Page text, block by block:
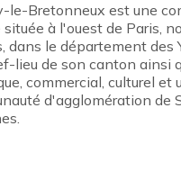
le-Bretonneux est une
à l'ouest de Paris,
dans le département des
lieu de son canton ainsi
commercial, culturel et
d'agglomération de